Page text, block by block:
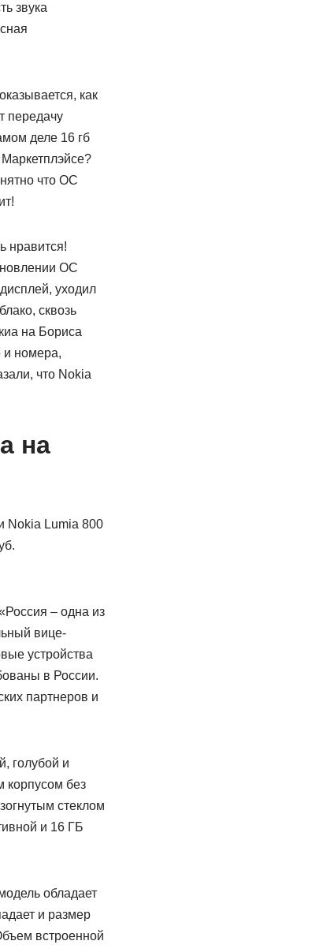
звука
как
передачу
деле 16 гб
что ОС
нравится!
ОС
уходил
сквозь
на Бориса
и номера,
что Nokia
на
Nokia Lumia 800
– одна из
вице-
устройства
в России.
партнеров и
голубой и
корпусом без
стеклом
и 16 ГБ
обладает
и размер
встроенной